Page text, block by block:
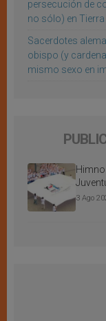
persecución de
no sólo) en Tierra
Sacerdotes
obispo (y
mismo sexo en
3 Ago